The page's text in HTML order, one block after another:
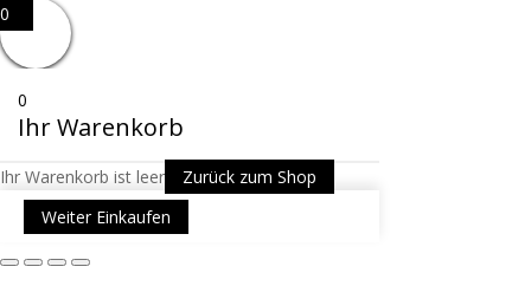
0
0
Ihr Warenkorb
Ihr Warenkorb ist leer
Zurück zum Shop
Weiter Einkaufen